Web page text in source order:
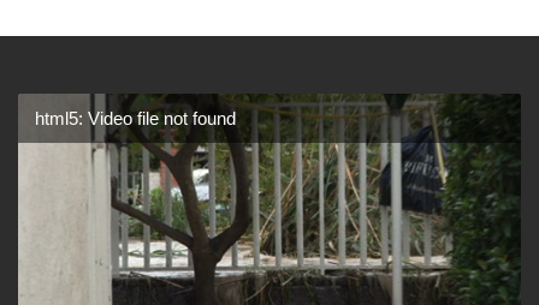
html5: Video file not found